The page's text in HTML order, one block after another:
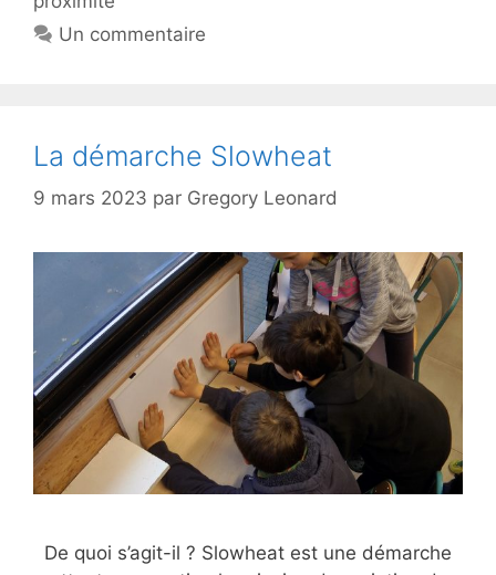
Un commentaire
La démarche Slowheat
9 mars 2023 par Gregory Leonard
De quoi s’agit-il ? Slowheat est une démarche